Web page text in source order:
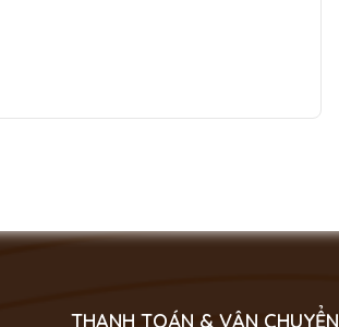
THANH TOÁN & VẬN CHUYỂN